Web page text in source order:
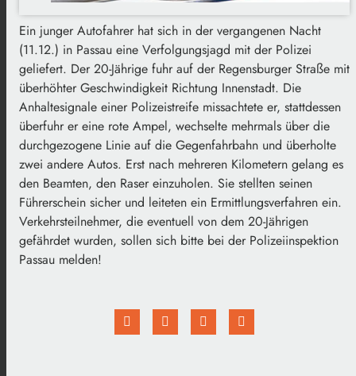
Ein junger Autofahrer hat sich in der vergangenen Nacht
(11.12.) in Passau eine Verfolgungsjagd mit der Polizei
geliefert. Der 20-Jährige fuhr auf der Regensburger Straße mit
überhöhter Geschwindigkeit Richtung Innenstadt. Die
Anhaltesignale einer Polizeistreife missachtete er, stattdessen
überfuhr er eine rote Ampel, wechselte mehrmals über die
durchgezogene Linie auf die Gegenfahrbahn und überholte
zwei andere Autos. Erst nach mehreren Kilometern gelang es
den Beamten, den Raser einzuholen. Sie stellten seinen
Führerschein sicher und leiteten ein Ermittlungsverfahren ein.
Verkehrsteilnehmer, die eventuell von dem 20-Jährigen
gefährdet wurden, sollen sich bitte bei der Polizeiinspektion
Passau melden!